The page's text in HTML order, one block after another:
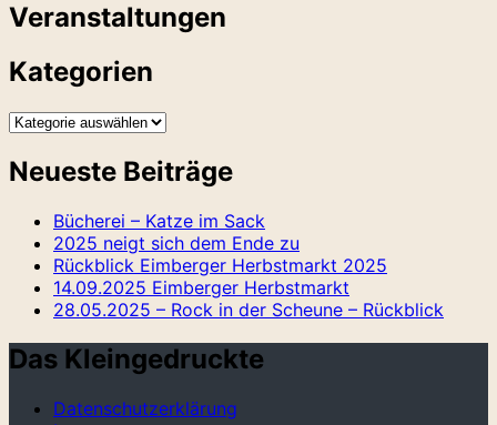
Veranstaltungen
Kategorien
Kategorien
Neueste Beiträge
Bücherei – Katze im Sack
2025 neigt sich dem Ende zu
Rückblick Eimberger Herbstmarkt 2025
14.09.2025 Eimberger Herbstmarkt
28.05.2025 – Rock in der Scheune – Rückblick
Das Kleingedruckte
Datenschutzerklärung